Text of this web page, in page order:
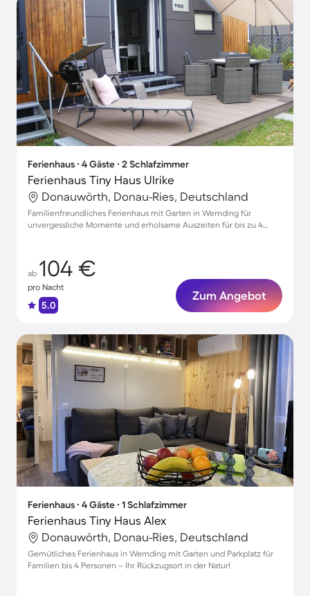
Ferienhaus ∙ 4 Gäste ∙ 2 Schlafzimmer
Ferienhaus Tiny Haus Ulrike
Donauwörth, Donau-Ries, Deutschland
Familienfreundliches Ferienhaus mit Garten in Wemding für
unvergessliche Momente und erholsame Auszeiten für bis zu 4
ab 104 €
pro Nacht
5.0
Zum Angebot
Ferienhaus ∙ 4 Gäste ∙ 1 Schlafzimmer
Ferienhaus Tiny Haus Alex
Donauwörth, Donau-Ries, Deutschland
Gemütliches Ferienhaus in Wemding mit Garten und Parkplatz für
Familien bis 4 Personen – Ihr Rückzugsort in der Natur!